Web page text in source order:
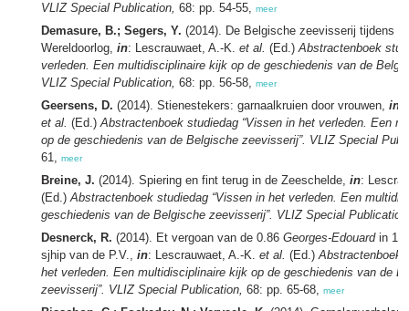
VLIZ Special Publication, 68: pp. 54-55, meer
Demasure, B.; Segers, Y. (2014). De Belgische zeevisserij tijdens
Wereldoorlog, in: Lescrauwaet, A.-K. et al. (Ed.)Abstractenboek
verleden. Een multidisciplinaire kijk op de geschiedenis van de
VLIZ Special Publication, 68: pp. 56-58, meer
Geersens, D. (2014). Stienestekers: garnaalkruien door vrouwen, in
et al. (Ed.)Abstractenboek studiedag “Vissen in het verleden. Een
op de geschiedenis van de Belgische zeevisserij”. VLIZ Special
61, meer
Breine, J. (2014). Spiering en fint terug in de Zeeschelde, in:
(Ed.)Abstractenboek studiedag “Vissen in het verleden. Een
geschiedenis van de Belgische zeevisserij”. VLIZ Special
Desnerck, R. (2014). Et vergoan van de 0.86 Georges-Edouardin
sjhip van de P.V., in: Lescrauwaet, A.-K. et al. (Ed.)Abstractenboek
het verleden. Een multidisciplinaire kijk op de geschiedenis van de
zeevisserij”. VLIZ Special Publication, 68: pp. 65-68, meer